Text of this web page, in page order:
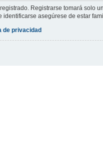
Registrarse tomará solo
identificarse asegúrese de estar
de privacidad